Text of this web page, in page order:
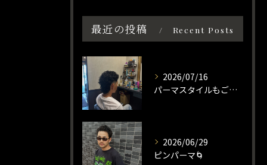
最近の投稿 Recent Posts
2026/07/16
パーマスタイルもご相談ください☀️
2026/06/29
ピンパーマ🌀